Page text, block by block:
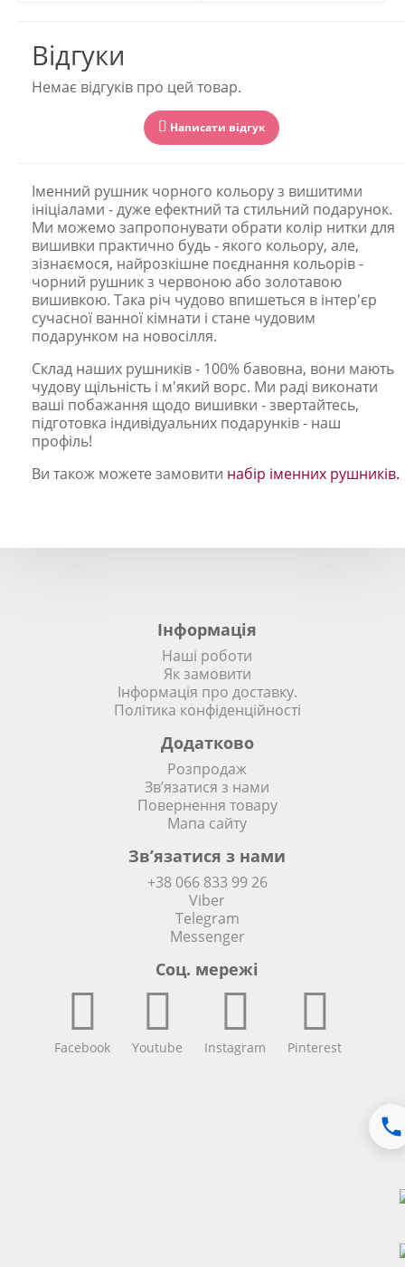
Відгуки
Немає відгуків про цей товар.
Написати відгук
Іменний рушник чорного кольору з вишитими
ініціалами - дуже ефектний та стильний подарунок.
Ми можемо запропонувати обрати колір нитки для
вишивки практично будь - якого кольору, але,
зізнаємося, найрозкішне поєднання кольорів -
чорний рушник з червоною або золотавою
вишивкою. Така річ чудово впишеться в інтер'єр
сучасної ванної кімнати і стане чудовим
подарунком на новосілля.
Склад наших рушників - 100% бавовна, вони мають
чудову щільність і м'який ворс. Ми раді виконати
ваші побажання щодо вишивки - звертайтесь,
підготовка індивідуальних подарунків - наш
профіль!
Ви також можете замовити набір іменних рушників.
Інформація
Наші роботи
Як замовити
Інформація про доставку.
Політика конфіденційності
Додатково
Розпродаж
Зв’язатися з нами
Повернення товару
Мапа сайту
Зв’язатися з нами
+38 066 833 99 26
Viber
Telegram
Messenger
Соц. мережi
Facebook Youtube Instagram Pinterest